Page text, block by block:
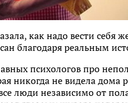
как надо вести
благодаря реальным
психологов про
никогда не видела дома
люди независимо от